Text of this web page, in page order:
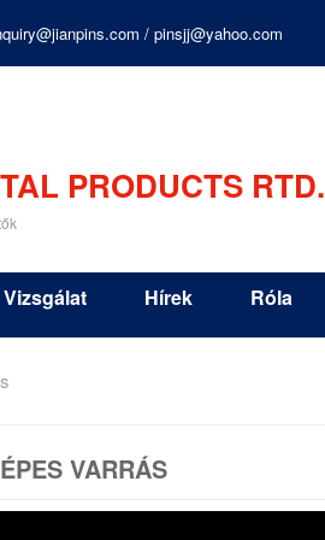
/ pinsjj@yahoo.com
PRODUCTS RTD.
Vizsgálat Hírek Róla
VARRÁS